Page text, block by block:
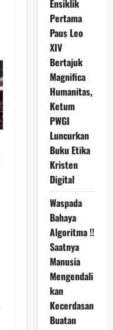
Ensiklik
Pertama
Paus Leo
XIV
Bertajuk
Magnifica
Humanitas,
Ketum
PWGI
Luncurkan
Buku Etika
Kristen
Digital
Waspada
Bahaya
Algoritma !!
Saatnya
Manusia
Mengendali
kan
Kecerdasan
Buatan